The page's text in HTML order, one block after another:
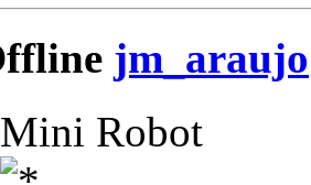
jm_araujo
Mini Robot